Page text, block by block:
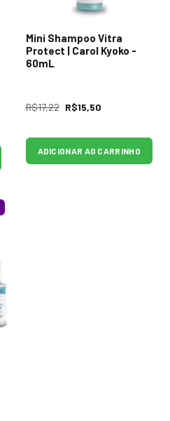
Mini Shampoo Vitra
Protect | Carol Kyoko -
60mL
R$17,22 R$15,50
ADICIONAR AO CARRINHO